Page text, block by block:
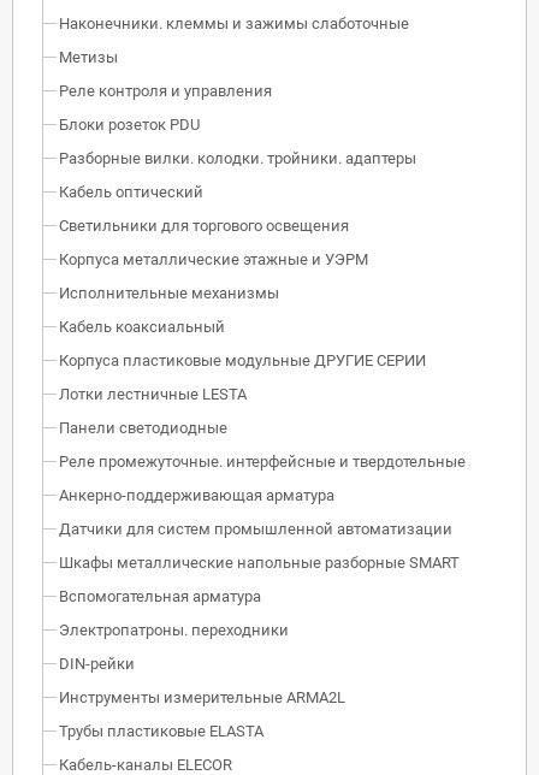
Наконечники. клеммы и зажимы слаботочные
Метизы
Реле контроля и управления
Блоки розеток PDU
Разборные вилки. колодки. тройники. адаптеры
Кабель оптический
Светильники для торгового освещения
Корпуса металлические этажные и УЭРМ
Исполнительные механизмы
Кабель коаксиальный
Корпуса пластиковые модульные ДРУГИЕ СЕРИИ
Лотки лестничные LESTA
Панели светодиодные
Реле промежуточные. интерфейсные и твердотельные
Анкерно-поддерживающая арматура
Датчики для систем промышленной автоматизации
Шкафы металлические напольные разборные SMART
Вспомогательная арматура
Электропатроны. переходники
DIN-рейки
Инструменты измерительные ARMA2L
Трубы пластиковые ELASTA
Кабель-каналы ELECOR